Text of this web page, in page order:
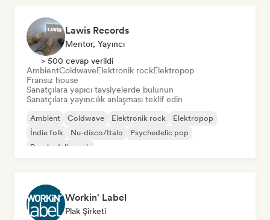
Lawis Records
Mentor, Yayıncı
> 500 cevap verildi
AmbientColdwaveElektronik rockElektropop
Fransız house
Sanatçılara yapıcı tavsiyelerde bulunun
Sanatçılara yayıncılık anlaşması teklif edin
Ambient Coldwave Elektronik rock
Elektropop
İndie folk
Nu-disco/Italo
Psychedelic pop
Psychedelic rock
Workin' Label
Plak Şirketi